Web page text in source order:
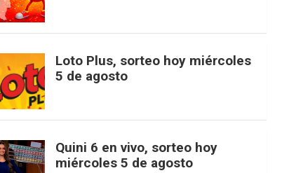
o
k
t
e
r
b
Loto Plus, sorteo hoy miércoles
5 de agosto
Quini 6 en vivo, sorteo hoy
miércoles 5 de agosto